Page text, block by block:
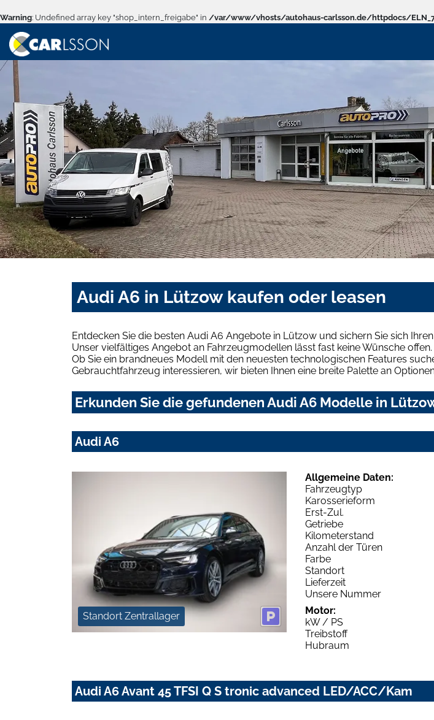
Warning: Undefined array key "shop_intern_freigabe" in /var/www/vhosts/autohaus-carlsson.de/httpdocs/
Audi A6 in Lützow kaufen oder leasen
Entdecken Sie die besten Audi A6 Angebote in Lützow und sichern Sie sich
Unser vielfältiges Angebot an Fahrzeugmodellen lässt fast keine Wünsche offen.
Ob Sie ein brandneues Modell mit den neuesten technologischen Features
Gebrauchtfahrzeug interessieren, wir bieten Ihnen eine breite Palette an
Erkunden Sie die gefundenen Audi A6 Modelle in
Audi A6
Standort Zentrallager
Allgemeine Daten:
Fahrzeugtyp
Karosserieform
Erst-Zul.
Getriebe
Kilometerstand
Anzahl der Türen
Farbe
Standort
Lieferzeit
Unsere Nummer
Motor:
kW / PS
Treibstoff
Hubraum
Audi A6 Avant 45 TFSI Q S tronic advanced LED/ACC/Kam